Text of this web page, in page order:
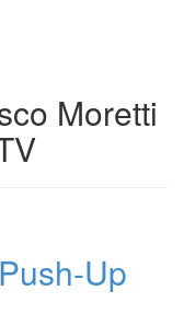
Moretti
Up